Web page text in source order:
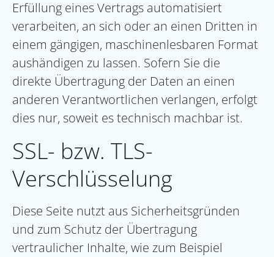
Erfüllung eines Vertrags automatisiert
verarbeiten, an sich oder an einen Dritten in
einem gängigen, maschinenlesbaren Format
aushändigen zu lassen. Sofern Sie die
direkte Übertragung der Daten an einen
anderen Verantwortlichen verlangen, erfolgt
dies nur, soweit es technisch machbar ist.
SSL- bzw. TLS-
Verschlüsselung
Diese Seite nutzt aus Sicherheitsgründen
und zum Schutz der Übertragung
vertraulicher Inhalte, wie zum Beispiel